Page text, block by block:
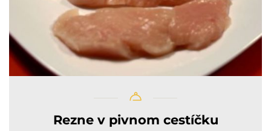
Rezne v pivnom cestíčku